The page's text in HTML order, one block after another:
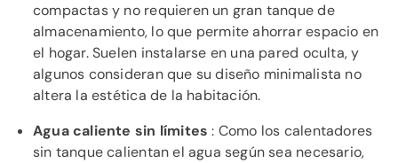
compactas y no requieren un gran tanque de
almacenamiento, lo que permite ahorrar espacio en
el hogar. Suelen instalarse en una pared oculta, y
algunos consideran que su diseño minimalista no
altera la estética de la habitación.
Agua caliente sin límites : Como los calentadores
sin tanque calientan el agua según sea necesario,